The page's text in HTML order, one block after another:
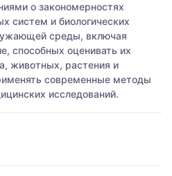
о закономерностях
систем и биологических
среды, включая
способных оценивать их
животных, растения и
современные методы
исследований.